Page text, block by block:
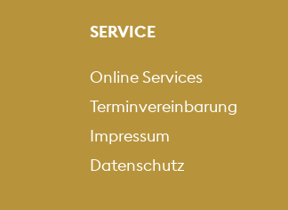
SERVICE
Online Services
Terminvereinbarung
Impressum
Datenschutz